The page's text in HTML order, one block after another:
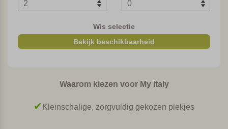
receptie en ontbijtzaal is WIFI ontvangst.
Prachtig uitzicht op Volterra
Een rustig en landelijk gelegen agriturismo met
voor leuke dagtripjes in de omgeving, maar een dagje
wonen ook op het terrein.
Wis selectie
Bekijk beschikbaarheid
Waarom kiezen voor My Italy
In de natuur, weg van de drukte